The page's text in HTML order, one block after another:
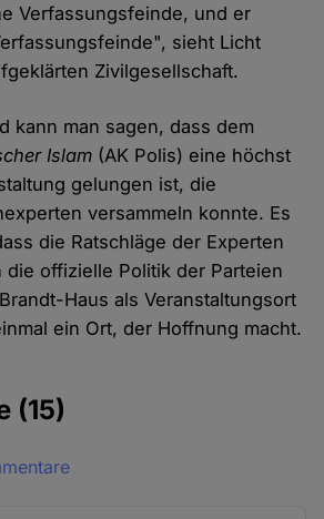
Verfassungsfeinde, und er
sieht Licht
Zivilgesellschaft.
kann man sagen, dass dem
Islam (AK Polis) eine höchst
gelungen ist, die
versammeln konnte. Es
die Ratschläge der Experten
die offizielle Politik der Parteien
Haus als Veranstaltungsort
ein Ort, der Hoffnung macht.
(15)